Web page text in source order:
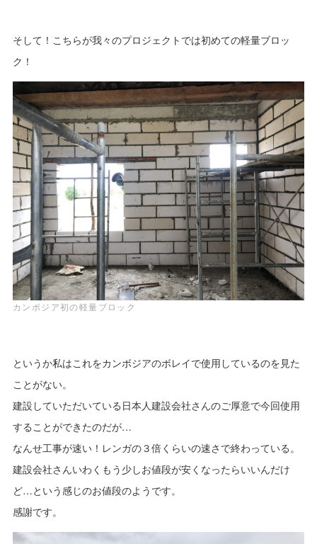
そして！こちらが我々のプロジェクトでは初めての軽量ブロッ
ク！
カンボジア初の軽量ブロック
というか私はこれをカンボジアのボレイで使用しているのを見た
ことがない。
建設していただいている日本人建設会社さんのご厚意で今回使用
することができたのだが…
なんせ工事が速い！レンガの３倍くらいの速さで終わっている。
建設会社さんいわくもう少しお値段が安くなったらいいんだけ
ど…という感じのお値段のようです。
感謝です。